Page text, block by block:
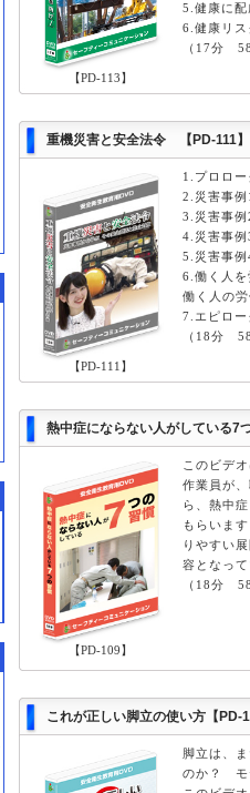
【PD-113】
5.健康に
6.健康リ
（17分
重機災害と安全法令 【PD-111】
【PD-111】
1.プロロー
2.災害事例
3.災害事例
4.災害事例
5.災害事例
6.働く人
働く人の
7.エピロー
（18分
熱中症にならない人がしている7
【PD-109】
このビデ
作業員が
ら、熱中
もらいま
りやすい
容となっ
（18分
これが正しい脚立の使い方【PD-
脚立は、
のか？ モ